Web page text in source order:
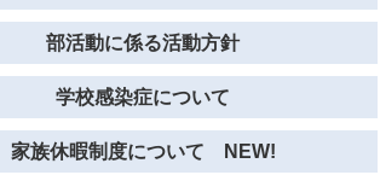
部活動に係る活動方針
学校感染症について
家族休暇制度について NEW!